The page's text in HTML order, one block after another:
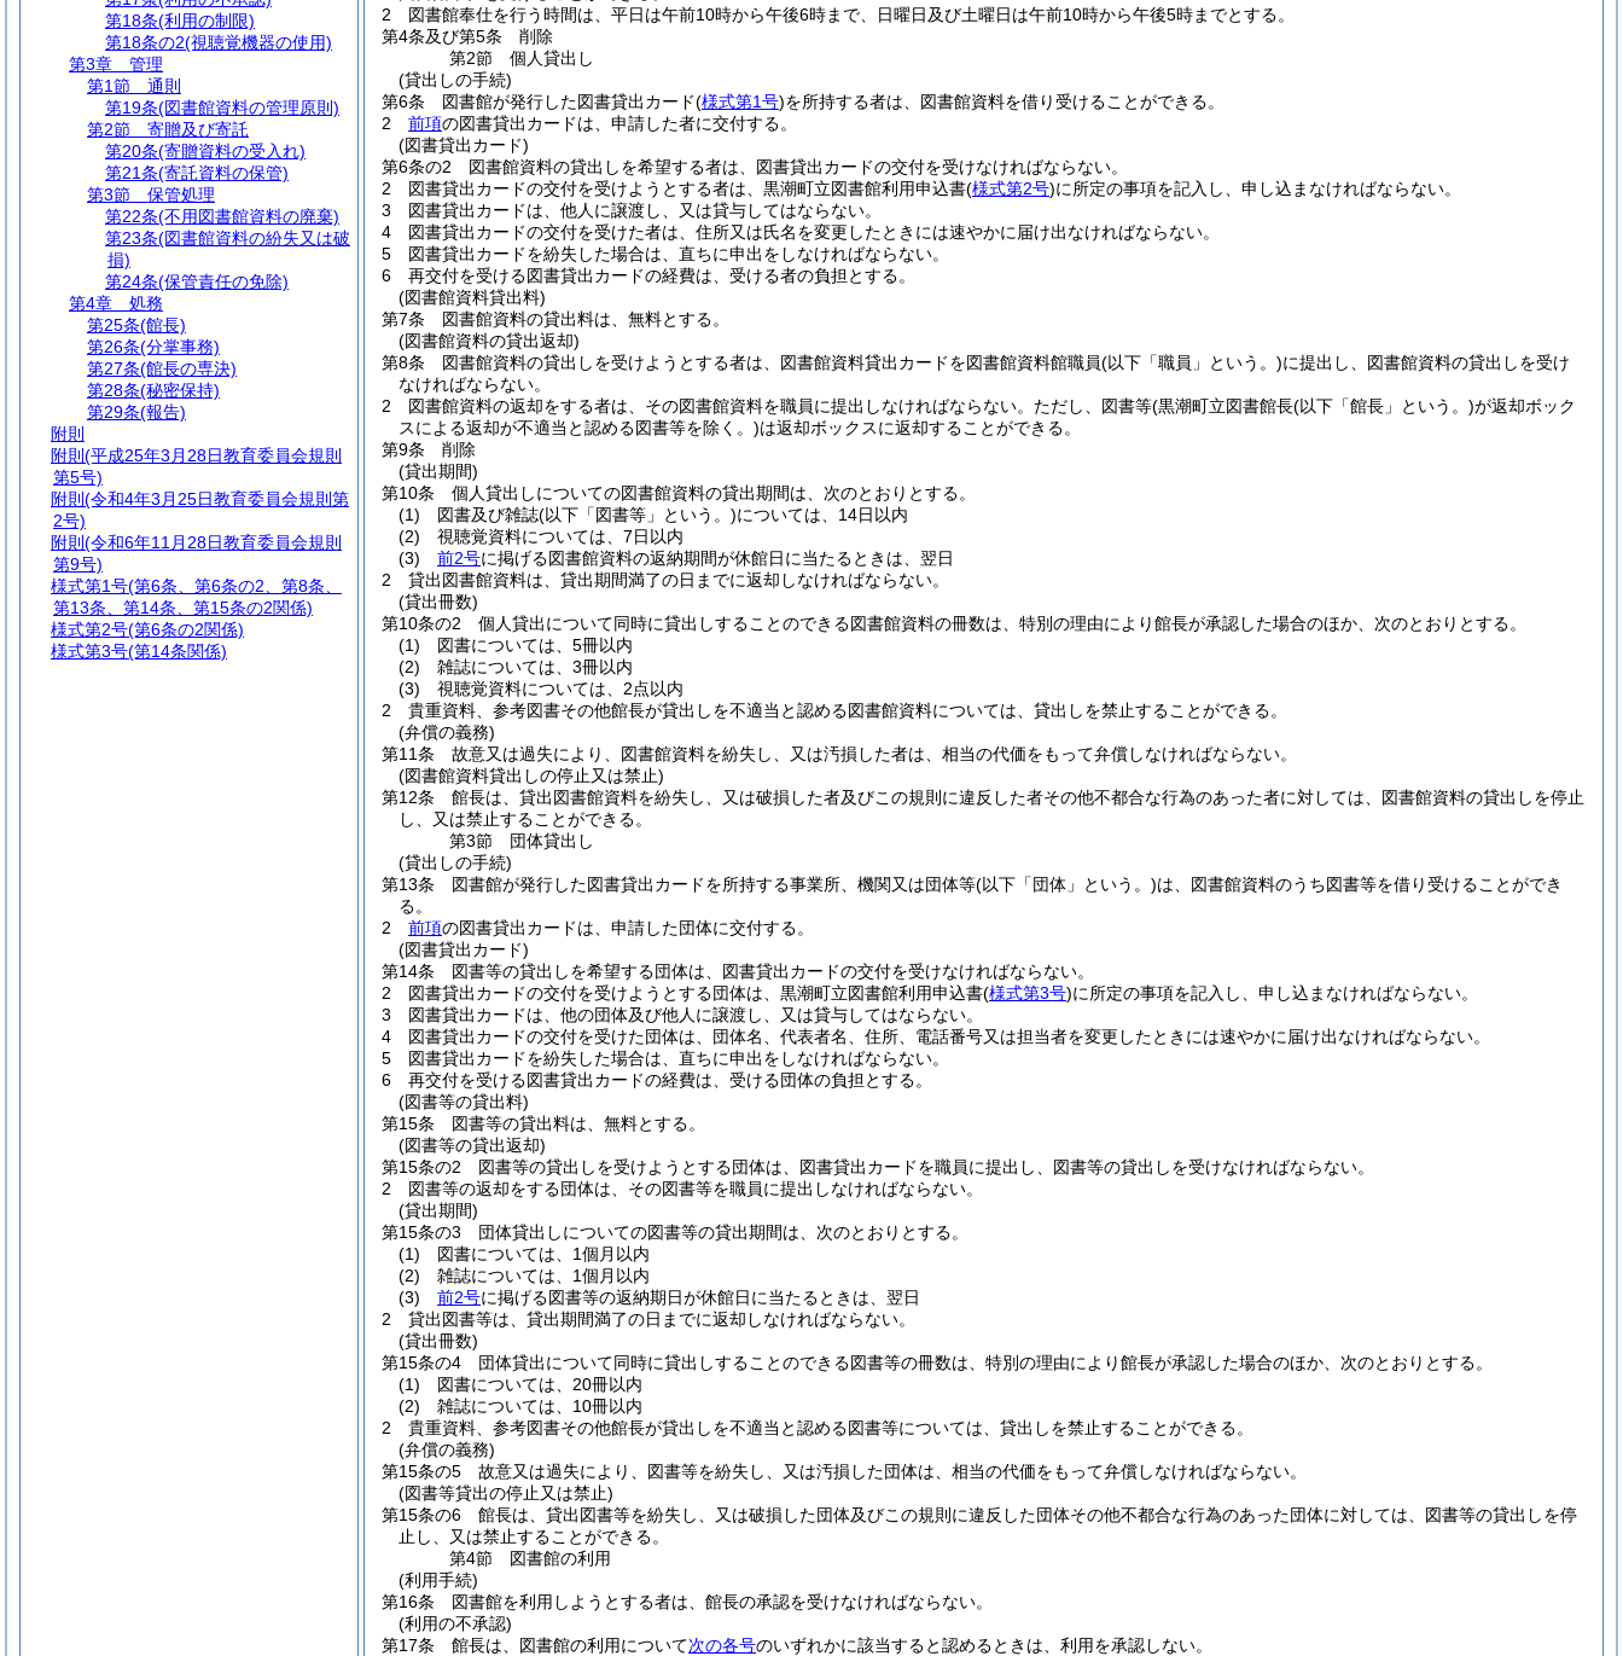
2
図書館奉仕を行う時間は、平日は午前10時から午後6時まで、日曜日及び土曜日は午前10時から午後5時までとする。
第4条及び第5条
削除
第2節
個人貸出し
(貸出しの手続)
第6条
図書館が発行した図書貸出カード(様式第1号)を所持する者は、図書館資料を借り受けることができる。
2
前項の図書貸出カードは、申請した者に交付する。
(図書貸出カード)
第6条の2
図書館資料の貸出しを希望する者は、図書貸出カードの交付を受けなければならない。
2
図書貸出カードの交付を受けようとする者は、黒潮町立図書館利用申込書(様式第2号)に所定の事項を記入し、申し込まなければならない。
3
図書貸出カードは、他人に譲渡し、又は貸与してはならない。
4
図書貸出カードの交付を受けた者は、住所又は氏名を変更したときには速やかに届け出なければならない。
5
図書貸出カードを紛失した場合は、直ちに申出をしなければならない。
6
再交付を受ける図書貸出カードの経費は、受ける者の負担とする。
(図書館資料貸出料)
第7条
図書館資料の貸出料は、無料とする。
(図書館資料の貸出返却)
第8条
図書館資料の貸出しを受けようとする者は、図書館資料貸出カードを図書館資料館職員(以下「職員」という。)に提出し、図書館資料の貸出しを受け
なければならない。
2
図書館資料の返却をする者は、その図書館資料を職員に提出しなければならない。 ただし、図書等(黒潮町立図書館長(以下「館長」という。)が返却ボック
スによる返却が不適当と認める図書等を除く。)は返却ボックスに返却することができる。
第9条
削除
(貸出期間)
第10条
個人貸出しについての図書館資料の貸出期間は、次のとおりとする。
(1)
図書及び雑誌(以下「図書等」という。)については、14日以内
(2)
視聴覚資料については、7日以内
(3)
前2号に掲げる図書館資料の返納期間が休館日に当たるときは、翌日
2
貸出図書館資料は、貸出期間満了の日までに返却しなければならない。
(貸出冊数)
第10条の2
個人貸出について同時に貸出しすることのできる図書館資料の冊数は、特別の理由により館長が承認した場合のほか、次のとおりとする。
(1)
図書については、5冊以内
(2)
雑誌については、3冊以内
(3)
視聴覚資料については、2点以内
2
貴重資料、参考図書その他館長が貸出しを不適当と認める図書館資料については、貸出しを禁止することができる。
(弁償の義務)
第11条
故意又は過失により、図書館資料を紛失し、又は汚損した者は、相当の代価をもって弁償しなければならない。
(図書館資料貸出しの停止又は禁止)
第12条
館長は、貸出図書館資料を紛失し、又は破損した者及びこの規則に違反した者その他不都合な行為のあった者に対しては、図書館資料の貸出しを停止
し、又は禁止することができる。
第3節
団体貸出し
(貸出しの手続)
第13条
図書館が発行した図書貸出カードを所持する事業所、機関又は団体等(以下「団体」という。)は、図書館資料のうち図書等を借り受けることができ
る。
2
前項の図書貸出カードは、申請した団体に交付する。
(図書貸出カード)
第14条
図書等の貸出しを希望する団体は、図書貸出カードの交付を受けなければならない。
2
図書貸出カードの交付を受けようとする団体は、黒潮町立図書館利用申込書(様式第3号)に所定の事項を記入し、申し込まなければならない。
3
図書貸出カードは、他の団体及び他人に譲渡し、又は貸与してはならない。
4
図書貸出カードの交付を受けた団体は、団体名、代表者名、住所、電話番号又は担当者を変更したときには速やかに届け出なければならない。
5
図書貸出カードを紛失した場合は、直ちに申出をしなければならない。
6
再交付を受ける図書貸出カードの経費は、受ける団体の負担とする。
(図書等の貸出料)
第15条
図書等の貸出料は、無料とする。
(図書等の貸出返却)
第15条の2
図書等の貸出しを受けようとする団体は、図書貸出カードを職員に提出し、図書等の貸出しを受けなければならない。
2
図書等の返却をする団体は、その図書等を職員に提出しなければならない。
(貸出期間)
第15条の3
団体貸出しについての図書等の貸出期間は、次のとおりとする。
(1)
図書については、1個月以内
(2)
雑誌については、1個月以内
(3)
前2号に掲げる図書等の返納期日が休館日に当たるときは、翌日
2
貸出図書等は、貸出期間満了の日までに返却しなければならない。
(貸出冊数)
第15条の4
団体貸出について同時に貸出しすることのできる図書等の冊数は、特別の理由により館長が承認した場合のほか、次のとおりとする。
(1)
図書については、20冊以内
(2)
雑誌については、10冊以内
2
貴重資料、参考図書その他館長が貸出しを不適当と認める図書等については、貸出しを禁止することができる。
(弁償の義務)
第15条の5
故意又は過失により、図書等を紛失し、又は汚損した団体は、相当の代価をもって弁償しなければならない。
(図書等貸出の停止又は禁止)
第15条の6
館長は、貸出図書等を紛失し、又は破損した団体及びこの規則に違反した団体その他不都合な行為のあった団体に対しては、図書等の貸出しを停
止し、又は禁止することができる。
第4節
図書館の利用
(利用手続)
第16条
図書館を利用しようとする者は、館長の承認を受けなければならない。
(利用の不承認)
第17条
館長は、図書館の利用について次の各号のいずれかに該当すると認めるときは、利用を承認しない。
第18条(利用の制限)
第18条の2(視聴覚機器の使用)
第3章
管理
第1節
通則
第19条(図書館資料の管理原則)
第2節
寄贈及び寄託
第20条(寄贈資料の受入れ)
第21条(寄託資料の保管)
第3節
保管処理
第22条(不用図書館資料の廃棄)
第23条(図書館資料の紛失又は破
損)
第24条(保管責任の免除)
第4章
処務
第25条(館長)
第26条(分掌事務)
第27条(館長の専決)
第28条(秘密保持)
第29条(報告)
附則
附則 (平成25年3月28日教育委員会規則
第5号)
附則 (令和4年3月25日教育委員会規則第
2号)
附則 (令和6年11月28日教育委員会規則
第9号)
様式第1号(第6条、第6条の2、第8条、
第13条、第14条、第15条の2関係)
様式第2号(第6条の2関係)
様式第3号(第14条関係)